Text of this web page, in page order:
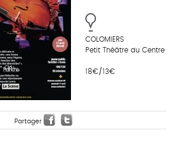
COLOMIERS
Petit Théâtre du Centre
18€/13€
Partager